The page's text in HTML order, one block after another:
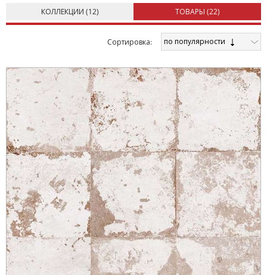
КОЛЛЕКЦИИ (12) ТОВАРЫ (22)
Cортировка: по популярности